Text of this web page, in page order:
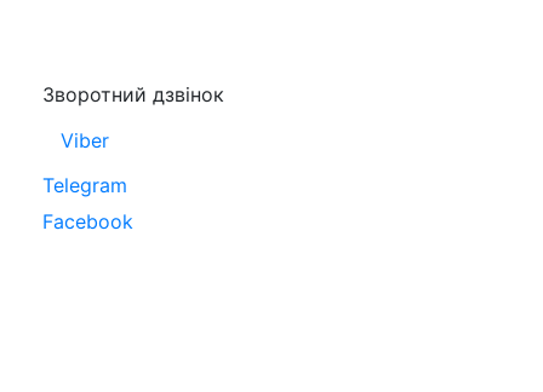
Зворотний дзвінок
Viber
Telegram
Facebook